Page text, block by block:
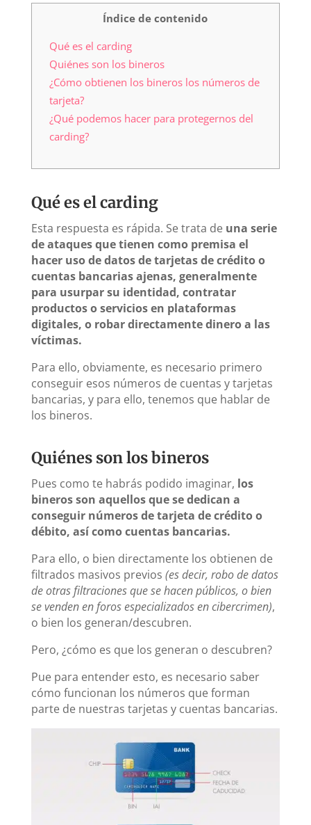
Índice de contenido
Qué es el carding
Quiénes son los bineros
¿Cómo obtienen los bineros los números de
tarjeta?
¿Qué podemos hacer para protegernos del
carding?
Qué es el carding
Esta respuesta es rápida. Se trata de una serie
de ataques que tienen como premisa el
hacer uso de datos de tarjetas de crédito o
cuentas bancarias ajenas, generalmente
para usurpar su identidad, contratar
productos o servicios en plataformas
digitales, o robar directamente dinero a las
víctimas.
Para ello, obviamente, es necesario primero
conseguir esos números de cuentas y tarjetas
bancarias, y para ello, tenemos que hablar de
los bineros.
Quiénes son los bineros
Pues como te habrás podido imaginar, los
bineros son aquellos que se dedican a
conseguir números de tarjeta de crédito o
débito, así como cuentas bancarias.
Para ello, o bien directamente los obtienen de
filtrados masivos previos (es decir, robo de datos
de otras filtraciones que se hacen públicos, o bien
se venden en foros especializados en cibercrimen),
o bien los generan/descubren.
Pero, ¿cómo es que los generan o descubren?
Pue para entender esto, es necesario saber
cómo funcionan los números que forman
parte de nuestras tarjetas y cuentas bancarias.